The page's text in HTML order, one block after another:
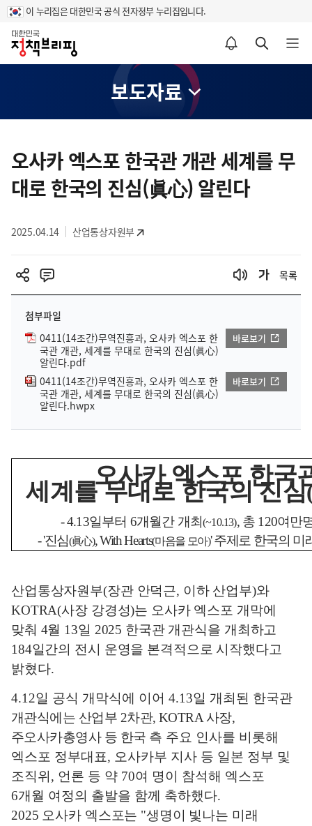
이 누리집은 대한민국 공식 전자정부 누리집입니다.
홈
알림설정 바로가기 검색 바로가기 메뉴 열기
보도자료
텐
츠
영
오사카 엑스포 한국관 개관 세계를 무
대로 한국의 진심(眞心) 알린다
2025.04.14 산업통상자원부
목록
첨부파일
0411(14조간)무역진흥과, 오사카 엑스포 한
국관 개관, 세계를 무대로 한국의 진심(眞心)
알린다.pdf
바로보기
0411(14조간)무역진흥과, 오사카 엑스포 한
국관 개관, 세계를 무대로 한국의 진심(眞心)
알린다.hwpx
바로보기
오사카 엑스포 한국
세계를 무대로 한국의 진심
- 4.13일부터 6개월간 개최(~10.13), 총 120여만
- '진심(眞心), With Hearts(마음을 모아)'주제로 한국의 미
산업통상자원부(장관 안덕근, 이하 산업부)와
KOTRA(사장 강경성)는 오사카 엑스포 개막에
맞춰 4월 13일 2025 한국관 개관식을 개최하고
184일간의 전시 운영을 본격적으로 시작했다고
밝혔다.
4.12일 공식 개막식에 이어 4.13일 개최된 한국관
개관식에는 산업부 2차관, KOTRA사장,
주오사카총영사 등 한국 측 주요 인사를 비롯해
엑스포 정부대표, 오사카부 지사 등 일본 정부 및
조직위 , 언론 등 약 70여 명이 참석해 엑스포
6개월 여정의 출발을 함께 축하했다.
2025 오사카 엑스포는 "생명이 빛나는 미래